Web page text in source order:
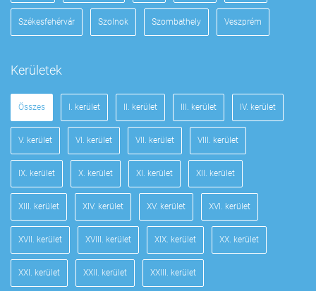
Székesfehérvár Szolnok Szombathely Veszprém
Kerületek
Összes I. kerület II. kerület III. kerület IV. kerület
V. kerület VI. kerület VII. kerület VIII. kerület
IX. kerület X. kerület XI. kerület XII. kerület
XIII. kerület XIV. kerület XV. kerület XVI. kerület
XVII. kerület XVIII. kerület XIX. kerület XX. kerület
XXI. kerület XXII. kerület XXIII. kerület